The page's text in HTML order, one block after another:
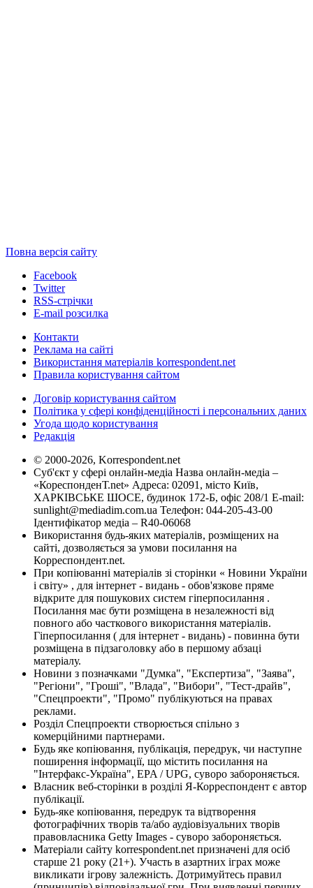
Повна версія сайту
Facebook
Twitter
RSS-стрічки
E-mail розсилка
Контакти
Реклама на сайті
Використання матеріалів korrespondent.net
Правила користування сайтом
Договір користування сайтом
Політика у сфері конфіденційності і персональних даних
Угода щодо користування
Редакція
© 2000-2026, Korrespondent.net
Суб'єкт у сфері онлайн-медіа Назва онлайн-медіа –
«КореспонденТ.net» Адреса: 02091, місто Київ,
ХАРКІВСЬКЕ ШОСЕ, будинок 172-Б, офіс 208/1 E-mail:
sunlight@mediadim.com.ua Телефон: 044-205-43-00
Ідентифікатор медіа – R40-06068
Використання будь-яких матеріалів, розміщених на
сайті, дозволяється за умови посилання на
Корреспондент.net.
При копіюванні матеріалів зі сторінки « Новини України
і світу» , для інтернет - видань - обов'язкове пряме
відкрите для пошукових систем гіперпосилання .
Посилання має бути розміщена в незалежності від
повного або часткового використання матеріалів.
Гіперпосилання ( для інтернет - видань) - повинна бути
розміщена в підзаголовку або в першому абзаці
матеріалу.
Новини з позначками "Думка", "Експертиза", "Заява",
"Регіони", "Гроші", "Влада", "Вибори", "Тест-драйв",
"Спецпроекти", "Промо" публікуються на правах
реклами.
Розділ Спецпроекти створюється спільно з
комерційними партнерами.
Будь яке копіювання, публікація, передрук, чи наступне
поширення інформації, що містить посилання на
"Інтерфакс-Україна", EPA / UPG, суворо забороняється.
Власник веб-сторінки в розділі Я-Корреспондент є автор
публікації.
Будь-яке копіювання, передрук та відтворення
фотографічних творів та/або аудіовізуальних творів
правовласника Getty Images - суворо забороняється.
Матеріали сайту korrespondent.net призначені для осіб
старше 21 року (21+). Участь в азартних іграх може
викликати ігрову залежність. Дотримуйтесь правил